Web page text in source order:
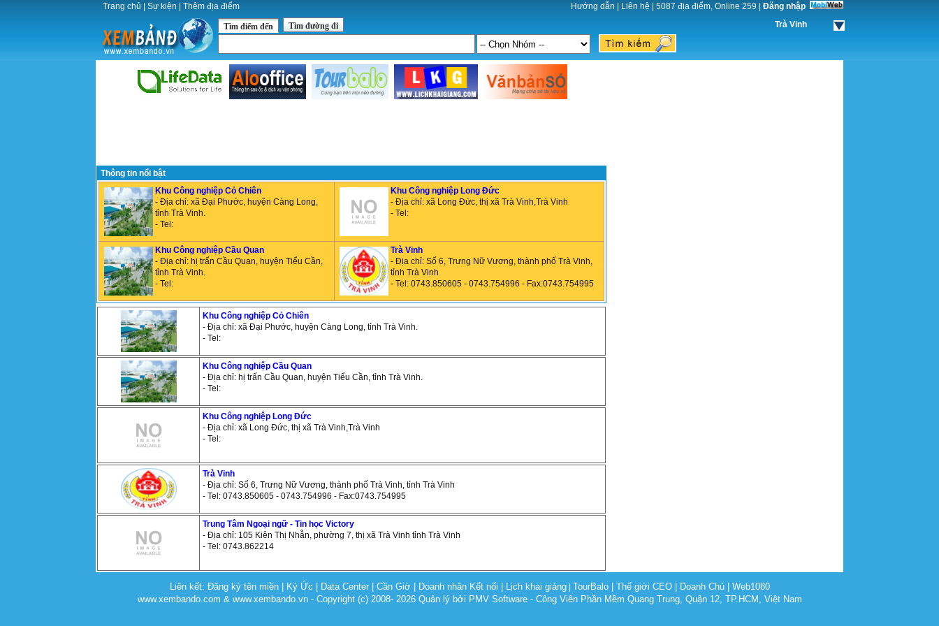
Trang chủ Sự kiện Thêm địa điểm Hướng dẫn Liên hệ 5087 địa điểm, Online 259
Đăng nhập
Trà Vinh
Tìm điểm đến Tìm đường đi
Thông tin nổi bật
Khu Công nghiệp Cỏ Chiên
- Địa chỉ: xã Đại Phước, huyện Càng Long,
tỉnh Trà Vinh.
- Tel:
Khu Công nghiệp Long Đức
- Địa chỉ: xã Long Đức, thị xã Trà Vinh,Trà Vinh
- Tel:
Khu Công nghiệp Cầu Quan
- Địa chỉ: hị trấn Cầu Quan, huyện Tiểu Cần,
tỉnh Trà Vinh.
- Tel:
Trà Vinh
- Địa chỉ: Số 6, Trưng Nữ Vương, thành phố Trà Vinh,
tỉnh Trà Vinh
- Tel: 0743.850605 - 0743.754996 - Fax:0743.754995
Khu Công nghiệp Cỏ Chiên
- Địa chỉ: xã Đại Phước, huyện Càng Long, tỉnh Trà Vinh.
- Tel:
Khu Công nghiệp Cầu Quan
- Địa chỉ: hị trấn Cầu Quan, huyện Tiểu Cần, tỉnh Trà Vinh.
- Tel:
Khu Công nghiệp Long Đức
- Địa chỉ: xã Long Đức, thị xã Trà Vinh,Trà Vinh
- Tel:
Trà Vinh
- Địa chỉ: Số 6, Trưng Nữ Vương, thành phố Trà Vinh, tỉnh Trà Vinh
- Tel: 0743.850605 - 0743.754996 - Fax:0743.754995
Trung Tâm Ngoại ngữ - Tin học Victory
- Địa chỉ: 105 Kiên Thị Nhẫn, phường 7, thị xã Trà Vinh tỉnh Trà Vinh
- Tel: 0743.862214
Liên kết: Đăng ký tên miền Ký Ức Data Center Cần Giờ Doanh nhân Kết nối Lịch khai giảng| TourBalo Thế giới CEO Doanh Chủ
Web1080
www.xembando.com & www.xembando.vn - Copyright (c) 2008- 2026 Quản lý bởi PMV Software - Công Viên Phần Mềm Quang Trung, Quận 12, TP.HCM, Việt Nam